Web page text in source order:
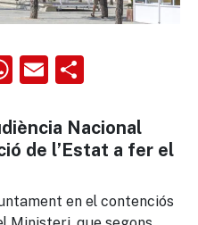
WhatsApp
Email
Nacional
de l’Estat a fer el
en el contenciós